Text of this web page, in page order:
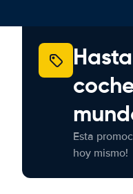
Esta
hoy mismo!